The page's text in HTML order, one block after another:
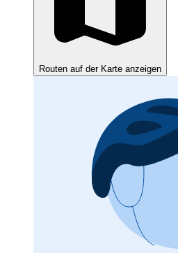
Routen auf der Karte anzeigen